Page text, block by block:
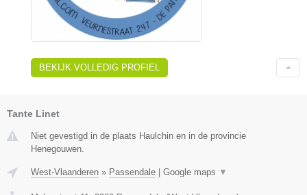
BEKIJK VOLLEDIG PROFIEL
Tante Linet
Niet gevestigd in de plaats Haulchin en in de provincie
Henegouwen.
West-Vlaanderen » Passendale Google maps ▼